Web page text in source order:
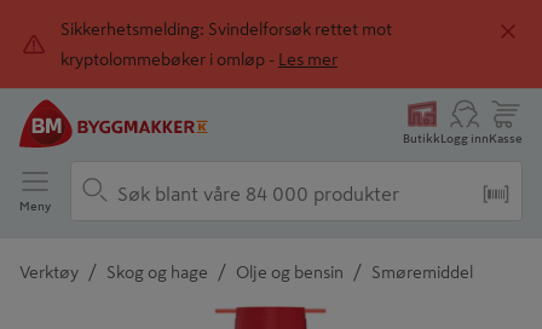
Sikkerhetsmelding: Svindelforsøk rettet mot
kryptolommebøker i omløp -
Les mer
ButikkLogg innKasse
Meny
Verktøy / Skog og hage / Olje og bensin / Smøremiddel
Detaljert beskrivelse finnes i produktbeskrivelsen